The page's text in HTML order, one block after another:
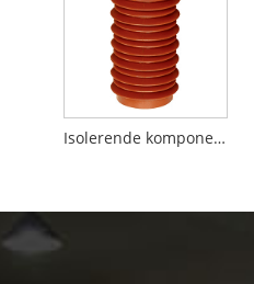
Isolerende komponenter til indendørs 24kV mellemspændingskoblingsanlæg